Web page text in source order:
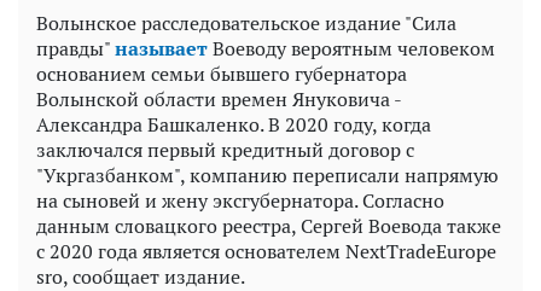
Волынское расследовательское издание "Сила
правды"называетВоеводу вероятным человеком
основанием семьи бывшего губернатора
Волынской области времен Януковича -
Александра Башкаленко. В 2020 году, когда
заключался первый кредитный договор с
"Укргазбанком", компанию переписали напрямую
на сыновей и жену эксгубернатора. Согласно
данным словацкого реестра, Сергей Воевода также
с 2020 года является основателем NextTradeEurope
sro, сообщает издание.